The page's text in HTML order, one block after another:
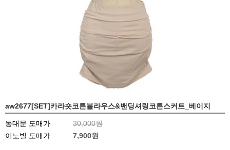
aw2677[SET]카라숏코튼블라우스&밴딩셔링코튼스커트_베이지
동대문 도매가
30,000원
이노빌 도매가
7,900원